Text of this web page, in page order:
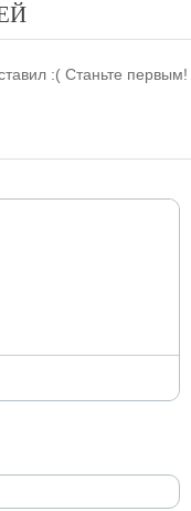
:( Станьте первым!